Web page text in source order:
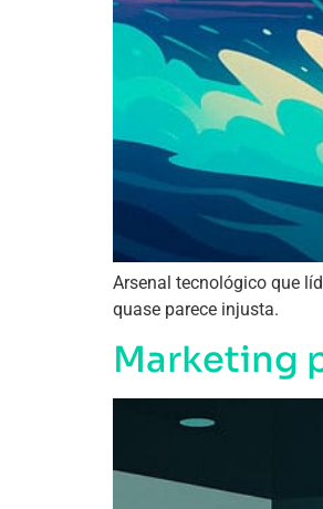
Arsenal tecnológico que
quase parece injusta.
Marketing